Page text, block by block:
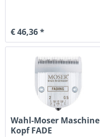
€ 46,36 *
Wahl-Moser Maschine
Kopf FADE